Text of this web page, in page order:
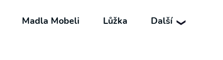
Madla Mobeli Lůžka Další ❯